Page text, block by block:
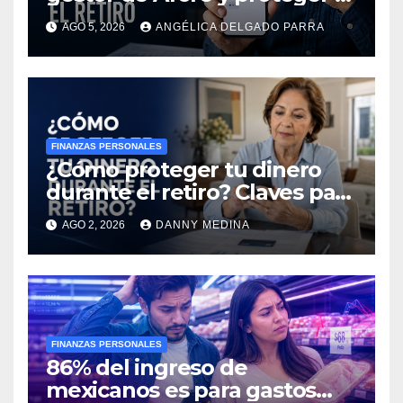
ahorro para el retiro?
AGO 5, 2026 ANGÉLICA DELGADO PARRA
FINANZAS PERSONALES
¿Cómo proteger tu dinero
durante el retiro? Claves para
evitar fraudes y gastos
imprevistos
AGO 2, 2026 DANNY MEDINA
FINANZAS PERSONALES
86% del ingreso de
mexicanos es para gastos